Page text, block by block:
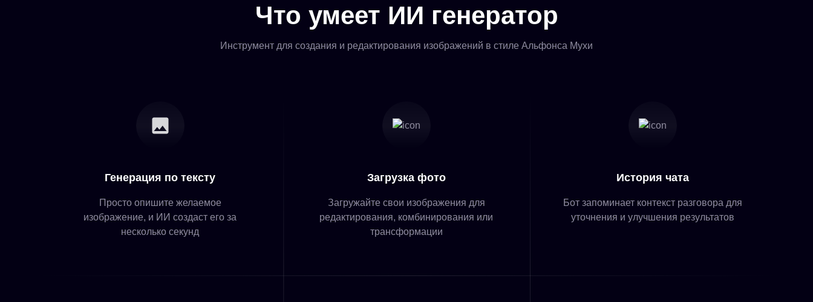
Что умеет ИИ генератор
Инструмент для создания и редактирования изображений в стиле Альфонса Мухи
Генерация по тексту
Просто опишите желаемое
изображение, и ИИ создаст его за
несколько секунд
Загрузка фото
Загружайте свои изображения для
редактирования, комбинирования или
трансформации
История чата
Бот запоминает контекст разговора для
уточнения и улучшения результатов